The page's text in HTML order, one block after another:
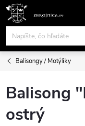
Prejsť
obsah
Balisongy / Motýliky
Balisong
ostrý